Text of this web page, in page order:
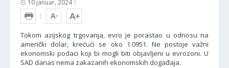
10 januar, 2024
Tokom azijskog trgovanja, evro je porastao u odnosu na
američki dolar, krećući se oko 1.0951. Ne postoje važni
ekonomski podaci koji bi mogli biti objavljeni u evrozoni. U
SAD danas nema zakazanih ekonomskih događaja.